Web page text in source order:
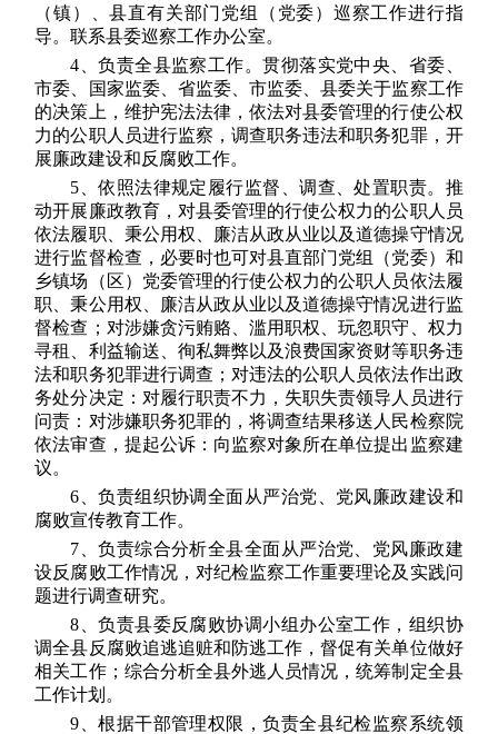
（镇）、县直有关部门党组（党委）巡察工作进行指
导。联系县委巡察工作办公室。
4、负责全县监察工作。贯彻落实党中央、省委、
市委、国家监委、省监委、市监委、县委关于监察工作
的决策上，维护宪法法律，依法对县委管理的行使公权
力的公职人员进行监察，调查职务违法和职务犯罪，开
展廉政建设和反腐败工作。
5、依照法律规定履行监督、调查、处置职责。推
动开展廉政教育，对县委管理的行使公权力的公职人员
依法履职、秉公用权、廉洁从政从业以及道德操守情况
进行监督检查，必要时也可对县直部门党组（党委）和
乡镇场（区）党委管理的行使公权力的公职人员依法履
职、秉公用权、廉洁从政从业以及道德操守情况进行监
督检查；对涉嫌贪污贿赂、滥用职权、玩忽职守、权力
寻租、利益输送、徇私舞弊以及浪费国家资财等职务违
法和职务犯罪进行调查；对违法的公职人员依法作出政
务处分决定：对履行职责不力，失职失责领导人员进行
问责：对涉嫌职务犯罪的，将调查结果移送人民检察院
依法审查，提起公诉：向监察对象所在单位提出监察建
议。
6、负责组织协调全面从严治党、党风廉政建设和
腐败宣传教育工作。
7、负责综合分析全县全面从严治党、党风廉政建
设反腐败工作情况，对纪检监察工作重要理论及实践问
题进行调查研究。
8、负责县委反腐败协调小组办公室工作，组织协
调全县反腐败追逃追赃和防逃工作，督促有关单位做好
相关工作；综合分析全县外逃人员情况，统筹制定全县
工作计划。
9、根据干部管理权限，负责全县纪检监察系统领